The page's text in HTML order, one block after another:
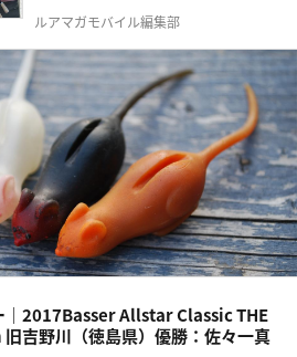
ルアマガモバイル編集部
｜2017Basser Allstar Classic THE
吉野川（徳島県）優勝：佐々一真